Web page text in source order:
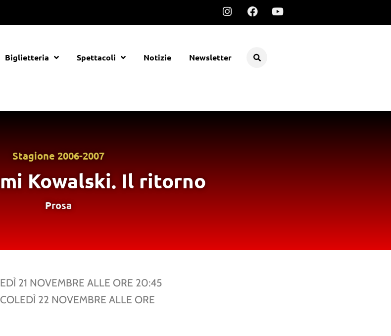
Biglietteria Spettacoli Notizie Newsletter
Stagione 2006-2007
Kowalski. Il ritorno
Prosa
21 NOVEMBRE ALLE ORE 20:45
22 NOVEMBRE ALLE ORE